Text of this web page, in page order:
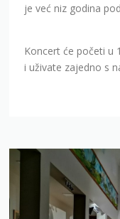
je već niz godina
Koncert će početi u
i uživate zajedno s